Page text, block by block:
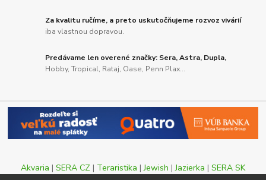
Za kvalitu ručíme, a preto uskutočňujeme rozvoz vivárií
iba vlastnou dopravou.
Predávame len overené značky: Sera, Astra, Dupla,
Hobby, Tropical, Rataj, Oase, Penn Plax...
Akvaria | SERA CZ | Teraristika |Jewish |Jazierka | SERA SK